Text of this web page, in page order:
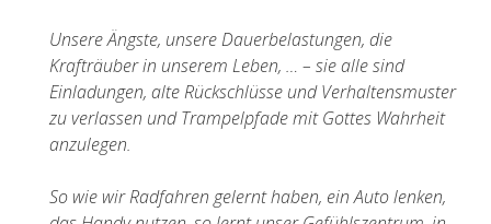
Unsere Ängste, unsere Dauerbelastungen, die
Krafträuber in unserem Leben, … – sie alle sind
Einladungen, alte Rückschlüsse und Verhaltensmuster
zu verlassen und Trampelpfade mit Gottes Wahrheit
anzulegen.
So wie wir Radfahren gelernt haben, ein Auto lenken,